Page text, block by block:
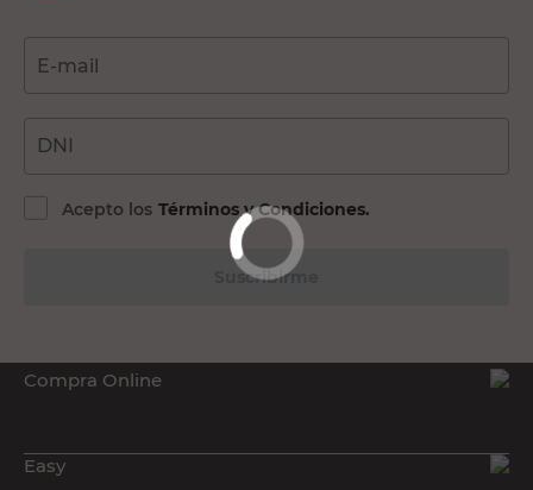
E-mail
DNI
Acepto los Términos y Condiciones.
Suscribirme
Compra Online
Easy